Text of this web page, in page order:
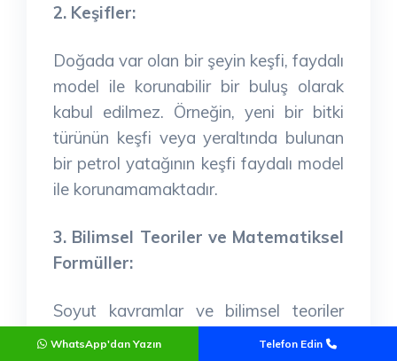
2. Keşifler:
Doğada var olan bir şeyin keşfi, faydalı
model ile korunabilir bir buluş olarak
kabul edilmez. Örneğin, yeni bir bitki
türünün keşfi veya yeraltında bulunan
bir petrol yatağının keşfi faydalı model
ile korunamamaktadır.
3. Bilimsel Teoriler ve Matematiksel
Formüller:
Soyut kavramlar ve bilimsel teoriler
faydalı model ile korunabilir buluşlar
WhatsApp'dan Yazın Telefon Edin